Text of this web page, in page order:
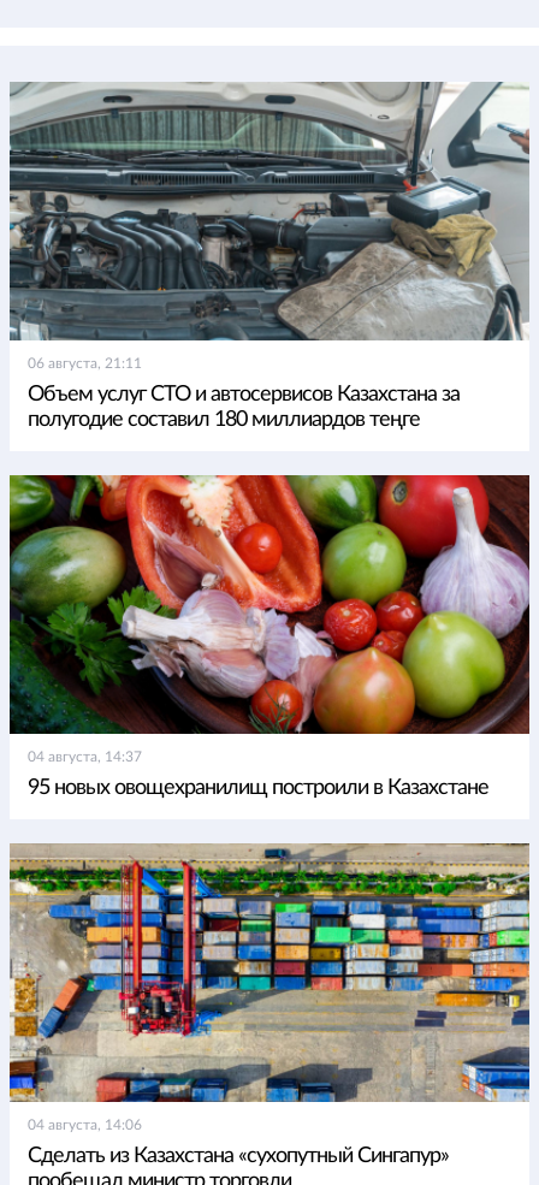
06 августа, 21:11
Объем услуг СТО и автосервисов Казахстана за
полугодие составил 180 миллиардов теңге
04 августа, 14:37
95 новых овощехранилищ построили в Казахстане
04 августа, 14:06
Сделать из Казахстана «сухопутный Сингапур»